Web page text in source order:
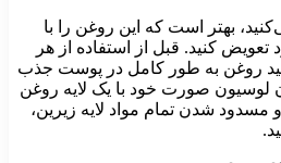
بهتر است که این روغن را با
کنید. قبل از استفاده از هر
روغن به طور کامل در پوست جذب
صورت خود با یک لایه روغن
شدن تمام مواد لایه زیرین،